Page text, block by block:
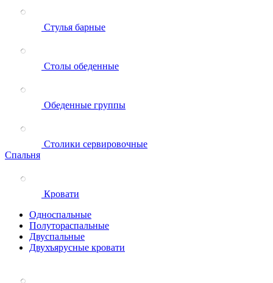
Стулья барные
Столы обеденные
Обеденные группы
Столики сервировочные
Спальня
Кровати
Односпальные
Полутораспальные
Двуспальные
Двухъярусные кровати